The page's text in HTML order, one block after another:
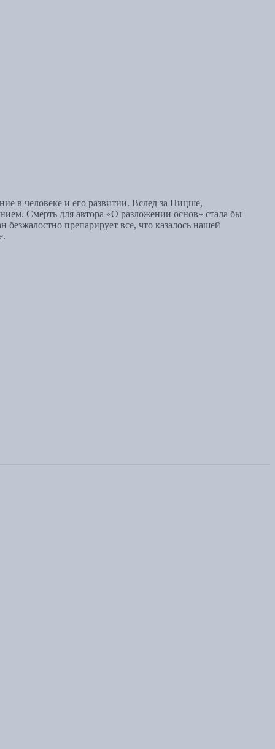
в человеке и его развитии. Вслед за Ницше,
Смерть для автора «О разложении основ» стала бы
препарирует все, что казалось нашей